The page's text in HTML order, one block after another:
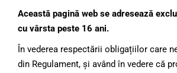
Această pagină web se adresează
cu vârsta peste 16 ani.
În vederea respectării obligațiilor care
din Regulament, și având în vedere că